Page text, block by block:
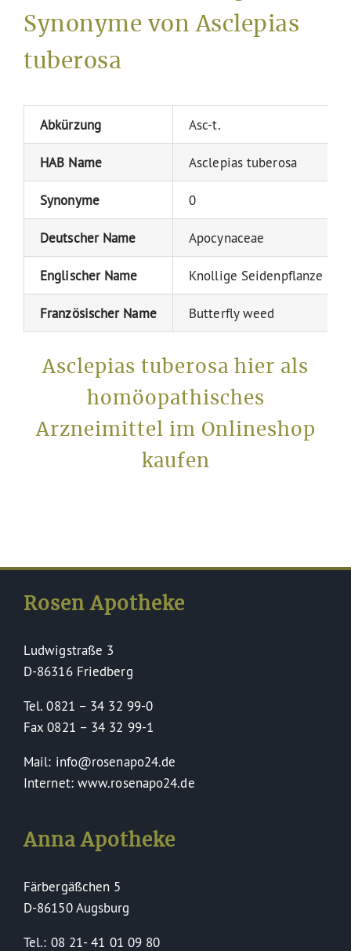
Synonyme von Asclepias
tuberosa
Abkürzung Asc-t.
HAB Name Asclepias tuberosa
Synonyme 0
Deutscher Name Apocynaceae
Englischer Name Knollige Seidenpflanze
Französischer Name Butterfly weed
Asclepias tuberosa hier als
homöopathisches
Arzneimittel im Onlineshop
kaufen
Rosen Apotheke
Ludwigstraße 3
D-86316 Friedberg
Tel. 0821 – 34 32 99-0
Fax 0821 – 34 32 99-1
Mail: info@rosenapo24.de
Internet: www.rosenapo24.de
Anna Apotheke
Färbergäßchen 5
D-86150 Augsburg
Tel.: 08 21- 41 01 09 80